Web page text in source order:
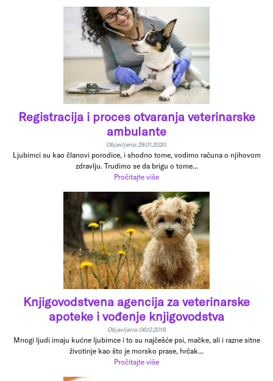
Registracija i proces otvaranja veterinarske
ambulante
Objavljeno: 29.01.2020.
Ljubimci su kao članovi porodice, i shodno tome, vodimo računa o njihovom
zdravlju. Trudimo se da brigu o tome...
Pročitajte više
Knjigovodstvena agencija za veterinarske
apoteke i vođenje knjigovodstva
Objavljeno: 06.12.2019.
Mnogi ljudi imaju kućne ljubimce i to su najčešće psi, mačke, ali i razne sitne
životinje kao što je morsko prase, hrčak...
Pročitajte više